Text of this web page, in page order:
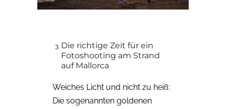
Die richtige Zeit für ein
Fotoshooting am Strand
auf Mallorca
Weiches Licht und nicht zu heiß:
Die sogenannten goldenen